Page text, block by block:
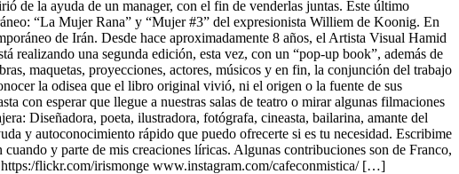
de la ayuda de un manager, con el fin de venderlas juntas. Éste último
“La Mujer Rana” y “Mujer #3” del expresionista Williem de Koonig. En
de Irán. Desde hace aproximadamente 8 años, el Artista Visual Hamid
realizando una segunda edición, esta vez, con un “pop-up book”, además de
maquetas, proyecciones, actores, músicos y en fin, la conjunción del trabajo
la odisea que el libro original vivió, ni el origen o la fuente de sus
con esperar que llegue a nuestras salas de teatro o mirar algunas filmaciones
Diseñadora, poeta, ilustradora, fotógrafa, cineasta, bailarina, amante del
y autoconocimiento rápido que puedo ofrecerte si es tu necesidad. Escribime
y parte de mis creaciones líricas. Algunas contribuciones son de Franco,
flickr.com/irismonge www.instagram.com/cafeconmistica/ […]